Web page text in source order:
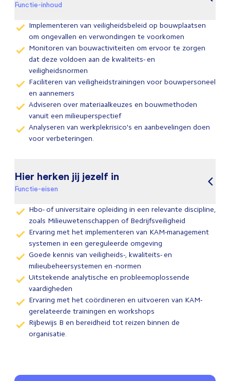
Functie-inhoud
Implementeren van veiligheidsbeleid op bouwplaatsen
om ongevallen en verwondingen te voorkomen
Monitoren van bouwactiviteiten om ervoor te zorgen
dat deze voldoen aan de kwaliteits- en
veiligheidsnormen
Faciliteren van veiligheidstrainingen voor bouwpersoneel
en aannemers
Adviseren over materiaalkeuzes en bouwmethoden
vanuit een milieuperspectief
Analyseren van werkplekrisico's en aanbevelingen doen
voor verbeteringen.
Hier herken jij jezelf in
Functie-eisen
Hbo- of universitaire opleiding in een relevante discipline,
zoals Milieuwetenschappen of Bedrijfsveiligheid
Ervaring met het implementeren van KAM-management
systemen in een gereguleerde omgeving
Goede kennis van veiligheids-, kwaliteits- en
milieubeheersystemen en -normen
Uitstekende analytische en probleemoplossende
vaardigheden
Ervaring met het coördineren en uitvoeren van KAM-
gerelateerde trainingen en workshops
Rijbewijs B en bereidheid tot reizen binnen de
organisatie.